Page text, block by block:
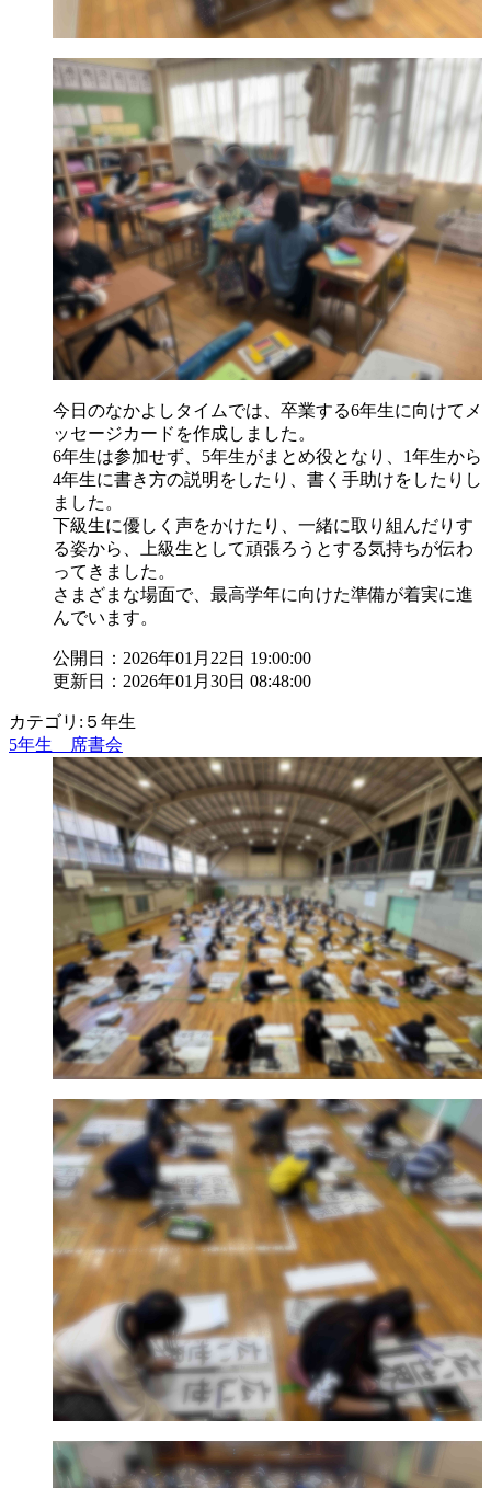
今日のなかよしタイムでは、卒業する6年生に向けてメ
ッセージカードを作成しました。
6年生は参加せず、5年生がまとめ役となり、1年生から
4年生に書き方の説明をしたり、書く手助けをしたりし
ました。
下級生に優しく声をかけたり、一緒に取り組んだりす
る姿から、上級生として頑張ろうとする気持ちが伝わ
ってきました。
さまざまな場面で、最高学年に向けた準備が着実に進
んでいます。
公開日：2026年01月22日 19:00:00
更新日：2026年01月30日 08:48:00
カテゴリ:５年生
5年生 席書会